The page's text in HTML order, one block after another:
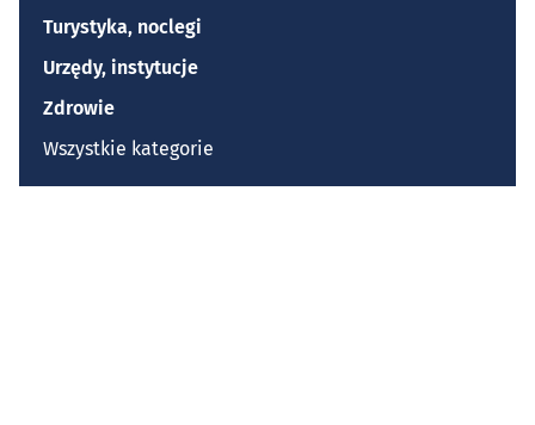
Turystyka, noclegi
Urzędy, instytucje
Zdrowie
Wszystkie kategorie